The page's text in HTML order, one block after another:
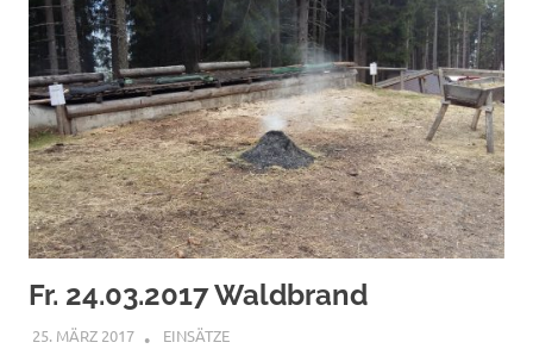
Fr. 24.03.2017 Waldbrand
25. MÄRZ 2017 RAINER SCHUCHTER
EINSÄTZE